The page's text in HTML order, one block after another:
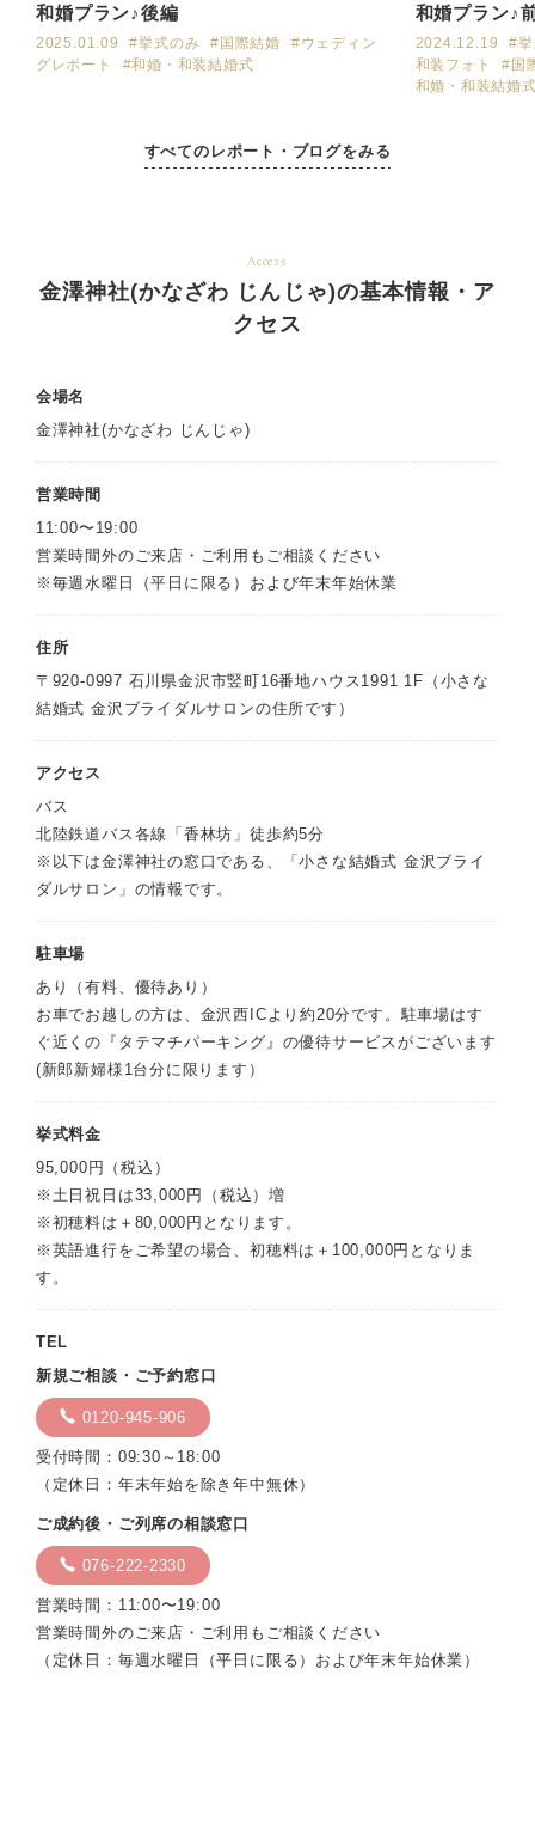
すべてのレポート・ブログをみる
和婚プラン♪後編
2025.01.09 #挙式のみ #国際結婚
#ウェディン
グレポート
#和婚・和装結婚式
和婚プラン♪
2024.12.19
#
和装フォト
#国
和婚・和装結婚
Access
金澤神社(かなざわ じんじゃ)の基本情報・ア
クセス
会場名
金澤神社(かなざわ じんじゃ)
営業時間
11:00〜19:00
営業時間外のご来店・ご利用もご相談ください
※毎週水曜日（平日に限る）および年末年始休業
住所
〒920-0997 石川県金沢市竪町16番地ハウス1991 1F（小さな
結婚式 金沢ブライダルサロンの住所です）
アクセス
バス
北陸鉄道バス各線「香林坊」徒歩約5分
※以下は金澤神社の窓口である、「小さな結婚式 金沢ブライ
ダルサロン」の情報です。
駐車場
あり（有料、優待あり）
お車でお越しの方は、金沢西ICより約20分です。駐車場はす
ぐ近くの『タテマチパーキング』の優待サービスがございます
(新郎新婦様1台分に限ります）
挙式料金
95,000円（税込）
※土日祝日は33,000円（税込）増
※初穂料は＋80,000円となります。
※英語進行をご希望の場合、初穂料は＋100,000円となりま
す。
TEL
新規ご相談・ご予約窓口
0120-945-906
受付時間：09:30～18:00
（定休日：年末年始を除き年中無休）
ご成約後・ご列席の相談窓口
076-222-2330
営業時間：11:00〜19:00
営業時間外のご来店・ご利用もご相談ください
（定休日：毎週水曜日（平日に限る）および年末年始休業）